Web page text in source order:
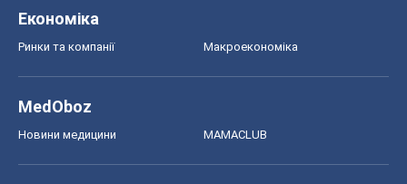
Економіка
Ринки та компанії Макроекономіка
MedOboz
Новини медицини MAMACLUB